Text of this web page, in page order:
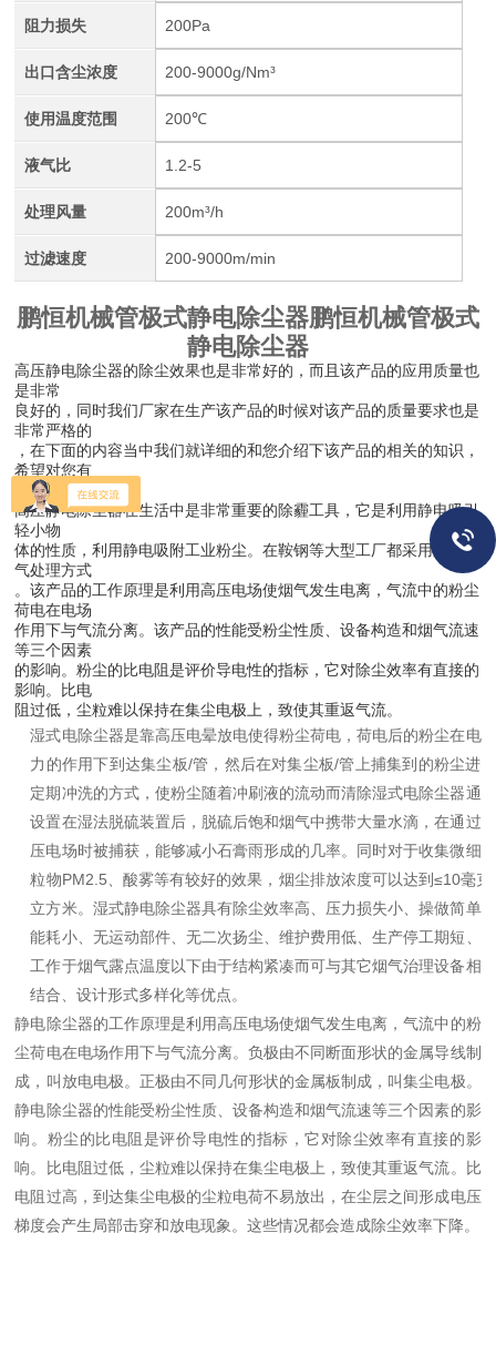
阻力损失 200Pa
出口含尘浓度 200-9000g/Nm³
使用温度范围 200℃
液气比 1.2-5
处理风量 200m³/h
过滤速度 200-9000m/min
鹏恒机械管极式静电除尘器鹏恒机械管极式
静电除尘器
高压静电除尘器的除尘效果也是非常好的，而且该产品的应用质量也
是非常
良好的，同时我们厂家在生产该产品的时候对该产品的质量要求也是
非常严格的
，在下面的内容当中我们就详细的和您介绍下该产品的相关的知识，
希望对您有
所帮助。
高压静电除尘器在生活中是非常重要的除霾工具，它是利用静电吸引
轻小物
体的性质，利用静电吸附工业粉尘。在鞍钢等大型工厂都采用这种废
气处理方式
。该产品的工作原理是利用高压电场使烟气发生电离，气流中的粉尘
荷电在电场
作用下与气流分离。该产品的性能受粉尘性质、设备构造和烟气流速
等三个因素
的影响。粉尘的比电阻是评价导电性的指标，它对除尘效率有直接的
影响。比电
阻过低，尘粒难以保持在集尘电极上，致使其重返气流。
湿式电除尘器是靠高压电晕放电使得粉尘荷电，荷电后的粉尘在电场
力的作用下到达集尘板/管，然后在对集尘板/管上捕集到的粉尘进行
定期冲洗的方式，使粉尘随着冲刷液的流动而清除湿式电除尘器通常
设置在湿法脱硫装置后，脱硫后饱和烟气中携带大量水滴，在通过高
压电场时被捕获，能够减小石膏雨形成的几率。同时对于收集微细颗
粒物PM2.5、酸雾等有较好的效果，烟尘排放浓度可以达到≤10毫克/
立方米。 湿式静电除尘器具有除尘效率高、压力损失小、操做简单、
能耗小、无运动部件、无二次扬尘、维护费用低、生产停工期短、可
工作于烟气露点温度以下由于结构紧凑而可与其它烟气治理设备相互
结合、设计形式多样化等优点。
静电除尘器的工作原理是利用高压电场使烟气发生电离，气流中的粉
尘荷电在电场作用下与气流分离。负极由不同断面形状的金属导线制
成，叫放电电极。正极由不同几何形状的金属板制成，叫集尘电极。
静电除尘器的性能受粉尘性质、设备构造和烟气流速等三个因素的影
响。粉尘的比电阻是评价导电性的指标，它对除尘效率有直接的影
响。比电阻过低，尘粒难以保持在集尘电极上，致使其重返气流。比
电阻过高，到达集尘电极的尘粒电荷不易放出，在尘层之间形成电压
梯度会产生局部击穿和放电现象。这些情况都会造成除尘效率下降。